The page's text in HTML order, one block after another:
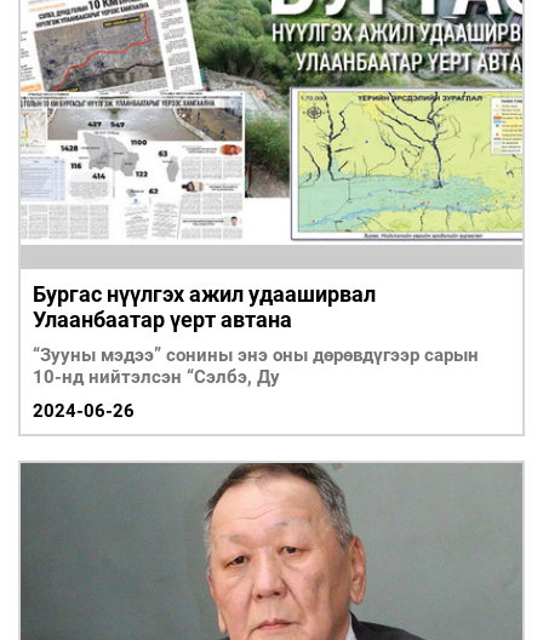
Бургас нүүлгэх ажил удааширвал
Улаанбаатар үерт автана
“Зууны мэдээ” сонины энэ оны дөрөвдүгээр сарын
10-нд нийтэлсэн “Сэлбэ, Ду
2024-06-26